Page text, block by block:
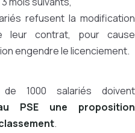
refusent la modification
leur contrat, pour cause
engendre le licenciement.
1000 salariés doivent
PSE une proposition
.